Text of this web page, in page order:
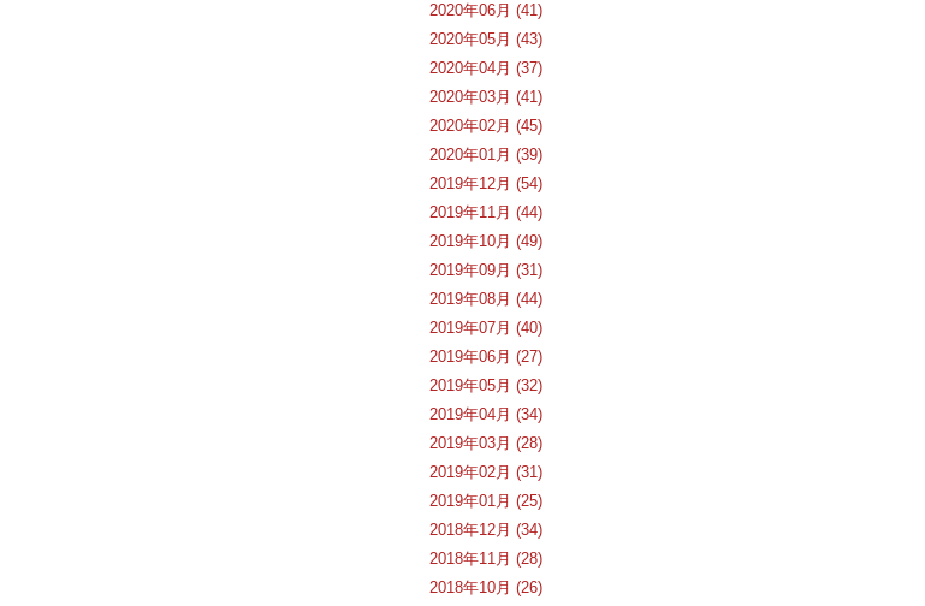
2020年06月 (41)
2020年05月 (43)
2020年04月 (37)
2020年03月 (41)
2020年02月 (45)
2020年01月 (39)
2019年12月 (54)
2019年11月 (44)
2019年10月 (49)
2019年09月 (31)
2019年08月 (44)
2019年07月 (40)
2019年06月 (27)
2019年05月 (32)
2019年04月 (34)
2019年03月 (28)
2019年02月 (31)
2019年01月 (25)
2018年12月 (34)
2018年11月 (28)
2018年10月 (26)